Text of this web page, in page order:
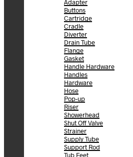
Adapter
Buttons
Cartridge
Cradle
Diverter
Drain Tube
Flange
Gasket
Handle Hardware
Handles
Hardware
Hose
Pop-up
Riser
Showerhead
Shut Off Valve
Strainer
Supply Tube
Support Rod
Tub Feet